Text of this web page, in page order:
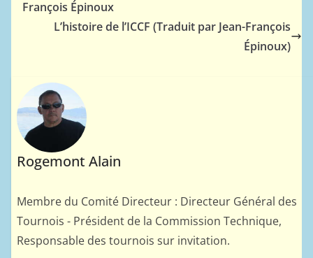
François Épinoux
L’histoire de l’ICCF (Traduit par Jean-François
Épinoux)
Rogemont Alain
Membre du Comité Directeur : Directeur Général des
Tournois - Président de la Commission Technique,
Responsable des tournois sur invitation.